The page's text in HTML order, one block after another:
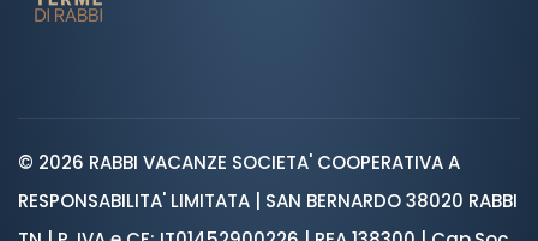
© 2026 RABBI VACANZE SOCIETA' COOPERATIVA A
RESPONSABILITA' LIMITATA | SAN BERNARDO 38020 RABBI